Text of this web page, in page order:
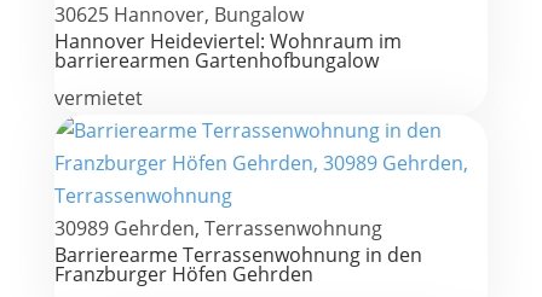
30625 Hannover, Bungalow
Hannover Heideviertel: Wohnraum im
barrierearmen Gartenhofbungalow
vermietet
30989 Gehrden, Terrassenwohnung
Barrierearme Terrassenwohnung in den
Franzburger Höfen Gehrden